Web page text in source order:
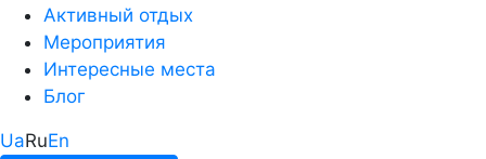
Активный отдых
Мероприятия
Интересные места
Блог
UaRuEn